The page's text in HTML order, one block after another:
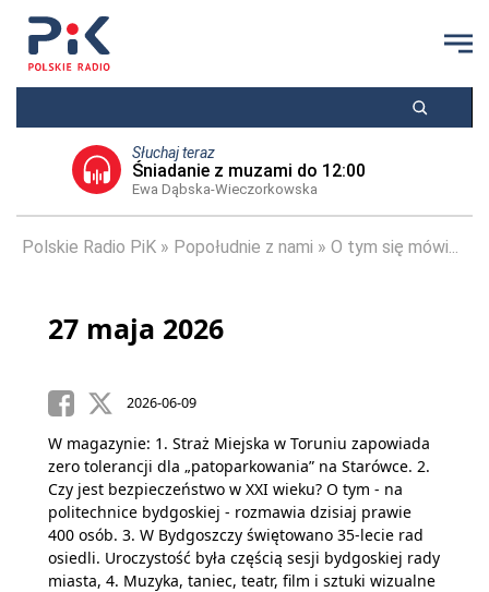
Słuchaj teraz
Śniadanie z muzami do 12:00
Ewa Dąbska-Wieczorkowska
Polskie Radio PiK Popołudnie z nami O tym się mówi...
27 maja 2026
2026-06-09
W magazynie: 1. Straż Miejska w Toruniu zapowiada
zero tolerancji dla „patoparkowania” na Starówce. 2.
Czy jest bezpieczeństwo w XXI wieku? O tym - na
politechnice bydgoskiej - rozmawia dzisiaj prawie
400 osób. 3. W Bydgoszczy świętowano 35-lecie rad
osiedli. Uroczystość była częścią sesji bydgoskiej rady
miasta, 4. Muzyka, taniec, teatr, film i sztuki wizualne